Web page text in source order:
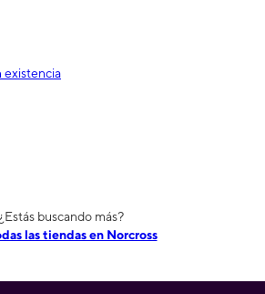
existencia
¿Estás buscando más?
las tiendas en Norcross